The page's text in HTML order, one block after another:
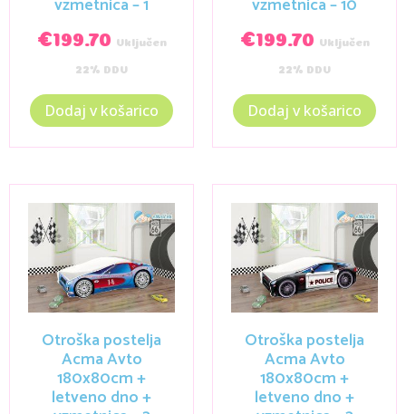
€ 199.70 Vključen
22% DDV
Dodaj v košarico
€ 199.70 Vključen
22% DDV
Dodaj v košarico
Otroška postelja
Acma Avto
180x80cm +
letveno dno +
Otroška postelja
Acma Avto
180x80cm +
letveno dno +